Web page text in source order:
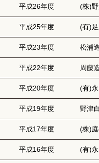
平成26年度 (株)
平成25年度 (有)
平成23年度 松浦
平成22年度 周藤
平成20年度 (有)
平成19年度 野津
平成17年度 (株)
平成16年度 (有)